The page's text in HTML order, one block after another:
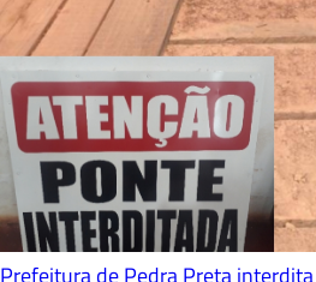
Prefeitura de Pedra Preta